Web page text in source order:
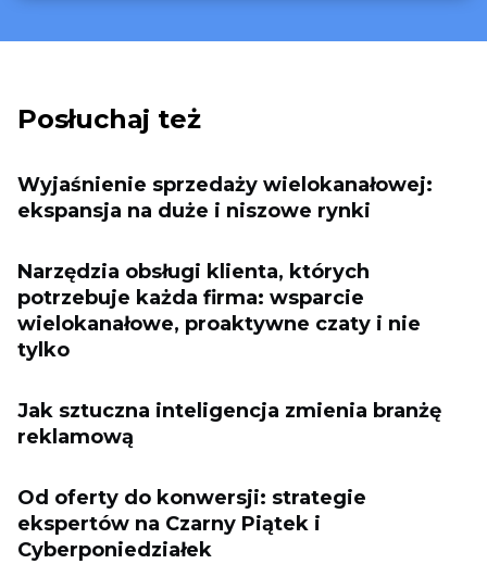
Posłuchaj też
Wyjaśnienie sprzedaży wielokanałowej:
ekspansja na duże i niszowe rynki
Narzędzia obsługi klienta, których
potrzebuje każda firma: wsparcie
wielokanałowe, proaktywne czaty i nie
tylko
Jak sztuczna inteligencja zmienia branżę
reklamową
Od oferty do konwersji: strategie
ekspertów na Czarny Piątek i
Cyberponiedziałek